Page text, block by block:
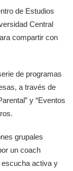
de Estudios
Central
compartir con
de programas
a través de
y “Eventos
grupales
un coach
escucha activa y